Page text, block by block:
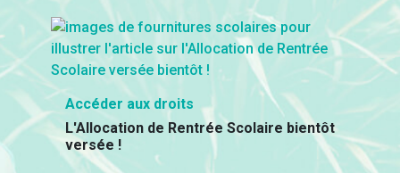
Accéder aux droits
L'Allocation de Rentrée Scolaire bientôt
versée !